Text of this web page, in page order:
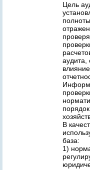
Цель
В
база:
1)